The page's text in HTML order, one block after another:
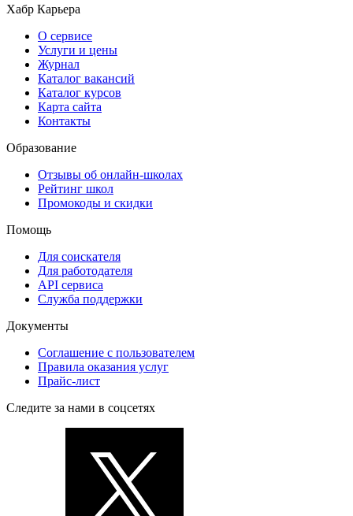
Хабр Карьера
О сервисе
Услуги и цены
Журнал
Каталог вакансий
Каталог курсов
Карта сайта
Контакты
Образование
Отзывы об онлайн-школах
Рейтинг школ
Промокоды и скидки
Помощь
Для соискателя
Для работодателя
API сервиса
Служба поддержки
Документы
Соглашение с пользователем
Правила оказания услуг
Прайс-лист
Следите за нами в соцсетях